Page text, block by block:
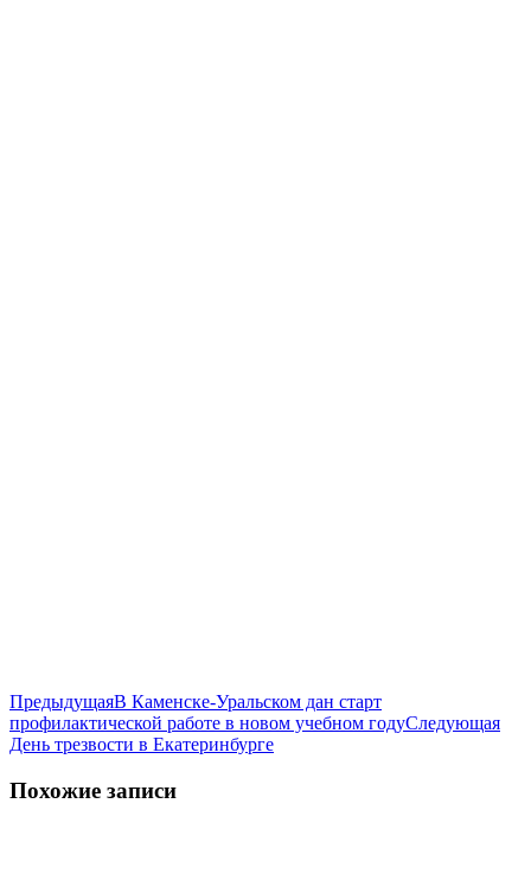
Навигация
по
ПредыдущаяПредыдущая
запись:
В Каменске-Уральском дан старт
профилактической работе в новом учебном годуСледующая
День трезвости в Екатеринбурге
Похожие записи